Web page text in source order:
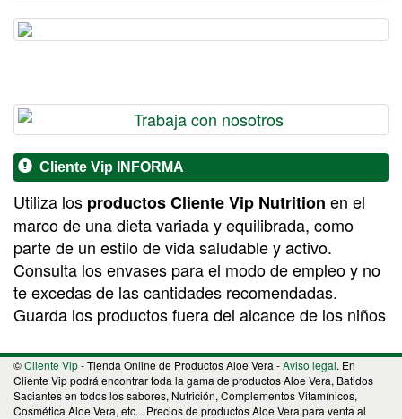
Cliente Vip INFORMA
Utiliza los productos Cliente Vip Nutrition en el
marco de una dieta variada y equilibrada, como
parte de un estilo de vida saludable y activo.
Consulta los envases para el modo de empleo y no
te excedas de las cantidades recomendadas.
Guarda los productos fuera del alcance de los niños
©Cliente Vip- Tienda Online de Productos Aloe Vera -Aviso legal. En
Cliente Vip podrá encontrar toda la gama de productos Aloe Vera, Batidos
Saciantes en todos los sabores, Nutrición, Complementos Vitamínicos,
Cosmética Aloe Vera, etc... Precios de productos Aloe Vera para venta al